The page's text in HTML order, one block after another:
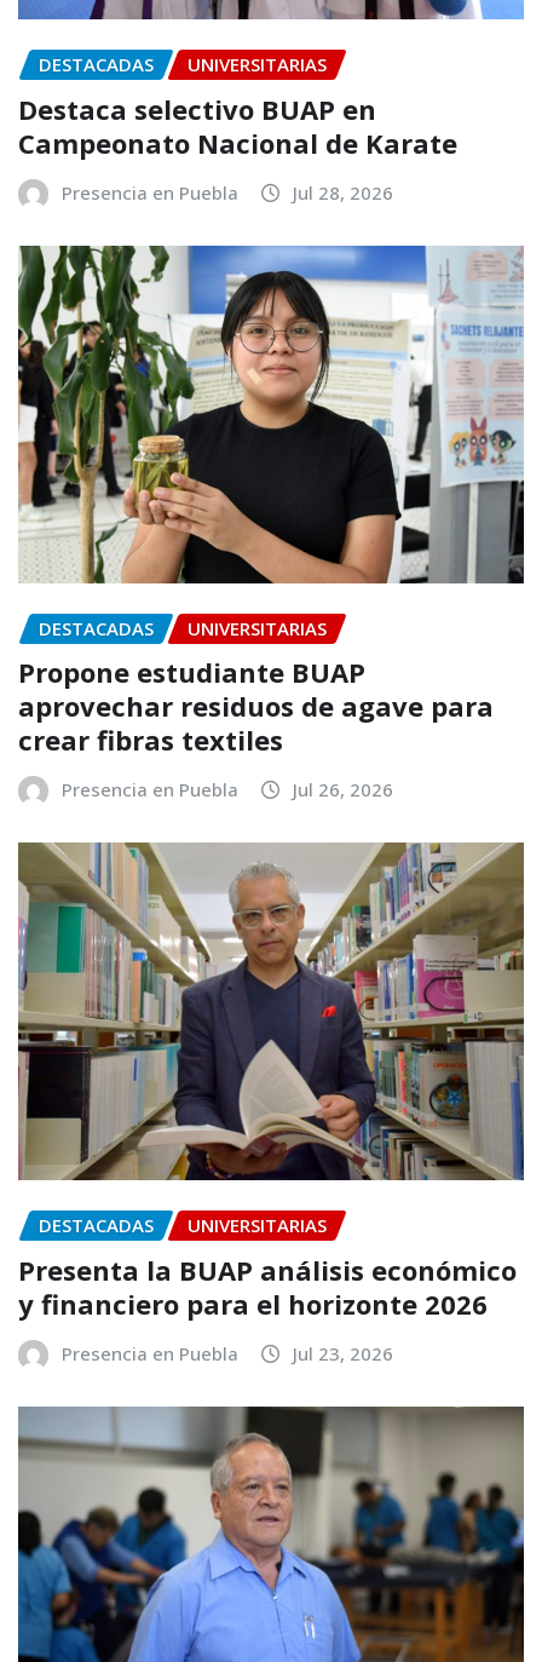
DESTACADAS UNIVERSITARIAS
Destaca selectivo BUAP en
Campeonato Nacional de Karate
Presencia en Puebla Jul 28, 2026
DESTACADAS UNIVERSITARIAS
Propone estudiante BUAP
aprovechar residuos de agave para
crear fibras textiles
Presencia en Puebla Jul 26, 2026
DESTACADAS UNIVERSITARIAS
Presenta la BUAP análisis económico
y financiero para el horizonte 2026
Presencia en Puebla Jul 23, 2026